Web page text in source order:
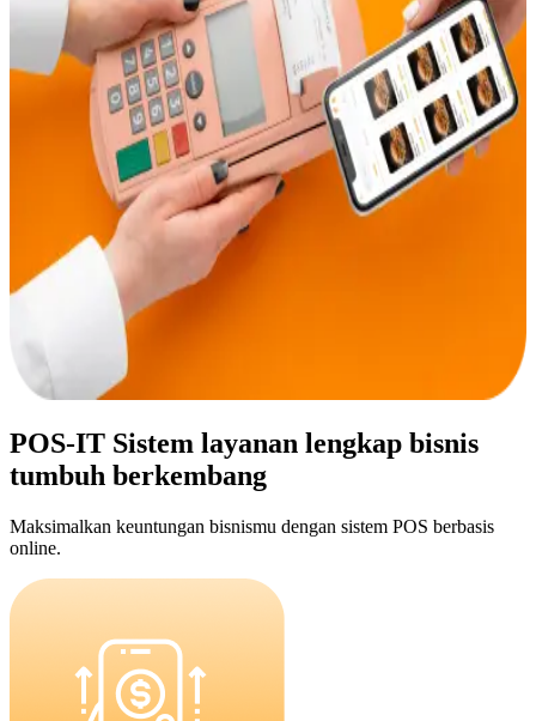
POS-IT Sistem layanan lengkap bisnis
tumbuh berkembang
Maksimalkan keuntungan bisnismu dengan sistem POS berbasis
online.